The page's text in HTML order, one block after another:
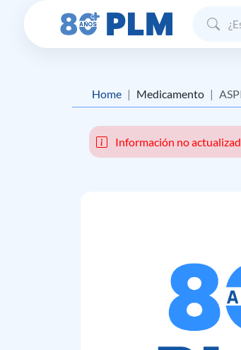
Home Medicamento
Información no